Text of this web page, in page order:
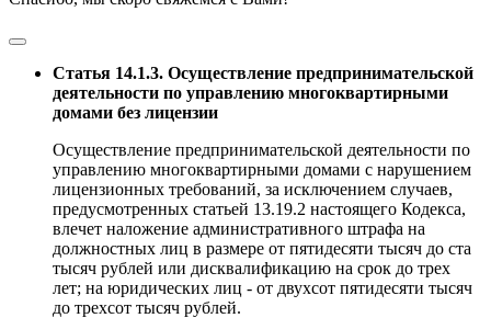
Статья 14.1.3. Осуществление предпринимательской
деятельности по управлению многоквартирными
домами без лицензии
Осуществление предпринимательской деятельности по
управлению многоквартирными домами с нарушением
лицензионных требований, за исключением случаев,
предусмотренных статьей 13.19.2 настоящего Кодекса,
влечет наложение административного штрафа на
должностных лиц в размере от пятидесяти тысяч до ста
тысяч рублей или дисквалификацию на срок до трех
лет; на юридических лиц - от двухсот пятидесяти тысяч
до трехсот тысяч рублей.